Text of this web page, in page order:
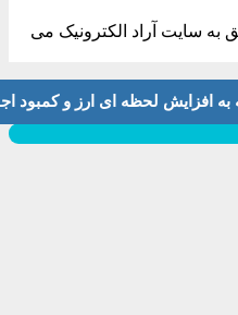
سایت آراد الکترونیک می
لحظه ای ارز و کمبود اجناس لطفا موجودی